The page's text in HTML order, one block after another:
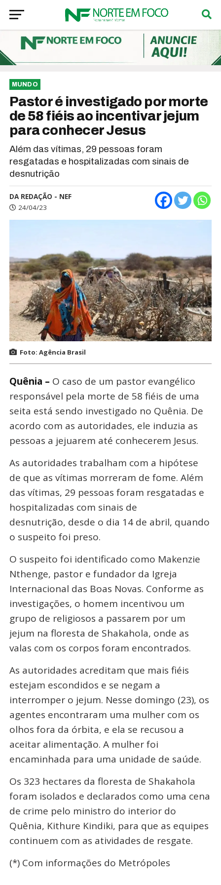
MUNDO
Pastor é investigado por morte
de 58 fiéis ao incentivar jejum
para conhecer Jesus
Além das vítimas, 29 pessoas foram
resgatadas e hospitalizadas com sinais de
desnutrição
DA REDAÇÃO - NEF
24/04/23
Foto: Agência Brasil
Quênia – O caso de um pastor evangélico
responsável pela morte de 58 fiéis de uma
seita está sendo investigado no Quênia. De
acordo com as autoridades, ele induzia as
pessoas a jejuarem até conhecerem Jesus.
As autoridades trabalham com a hipótese
de que as vítimas morreram de fome. Além
das vítimas, 29 pessoas foram resgatadas e
hospitalizadas com sinais de
desnutrição, desde o dia 14 de abril, quando
o suspeito foi preso.
O suspeito foi identificado como Makenzie
Nthenge, pastor e fundador da Igreja
Internacional das Boas Novas. Conforme as
investigações, o homem incentivou um
grupo de religiosos a passarem por um
jejum na floresta de Shakahola, onde as
valas com os corpos foram encontrados.
As autoridades acreditam que mais fiéis
estejam escondidos e se negam a
interromper o jejum. Nesse domingo (23), os
agentes encontraram uma mulher com os
olhos fora da órbita, e ela se recusou a
aceitar alimentação. A mulher foi
encaminhada para uma unidade de saúde.
Os 323 hectares da floresta de Shakahola
foram isolados e declarados como uma cena
de crime pelo ministro do interior do
Quênia, Kithure Kindiki, para que as equipes
continuem com as atividades de resgate.
(*) Com informações do Metrópoles